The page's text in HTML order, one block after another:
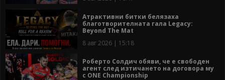
Атрактивни битки белязаха
благотворителната гала Legacy:
Beyond The Mat
8 авг 2026 | 15:18
Роберто Солдич обяви, че е свободен
агент след изтичането на договора му
с ONE Championship